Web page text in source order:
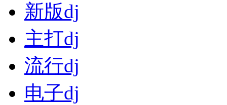
新版dj
主打dj
流行dj
电子dj